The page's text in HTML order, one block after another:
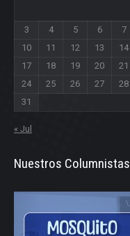
3
4 5 6 7
10
11 12 13 14
17
18 19 20 21
24
25 26 27 28
31
« Jul
Nuestros Columnistas